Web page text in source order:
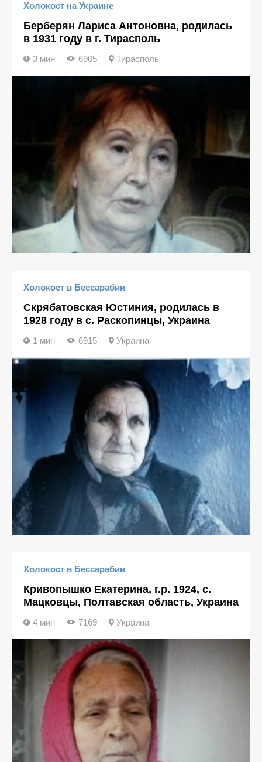
Холокост на Украине
Берберян Лариса Антоновна, родилась
в 1931 году в г. Тирасполь
3 мин 6905 Тирасполь
Холокост в Бессарабии
Скрябатовская Юстиния, родилась в
1928 году в с. Раскопинцы, Украина
1 мин 6915 Украина
Холокост в Бессарабии
Кривопышко Екатерина, г.р. 1924, с.
Мацковцы, Полтавская область, Украина
4 мин 7169 Украина